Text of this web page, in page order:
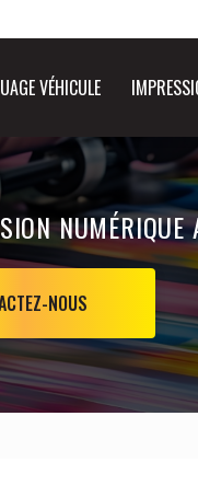
VÉHICULE
NUMÉRIQUE
NOUS